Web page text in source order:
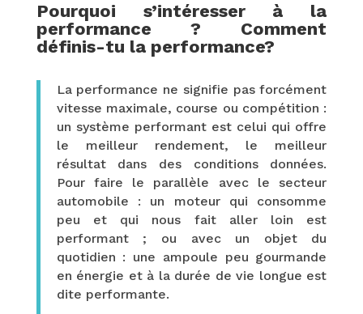
Pourquoi s’intéresser à la
performance ? Comment
définis-tu la performance?
La performance ne signifie pas forcément
vitesse maximale, course ou compétition :
un système performant est celui qui offre
le meilleur rendement, le meilleur
résultat dans des conditions données.
Pour faire le parallèle avec le secteur
automobile : un moteur qui consomme
peu et qui nous fait aller loin est
performant ; ou avec un objet du
quotidien : une ampoule peu gourmande
en énergie et à la durée de vie longue est
dite performante.